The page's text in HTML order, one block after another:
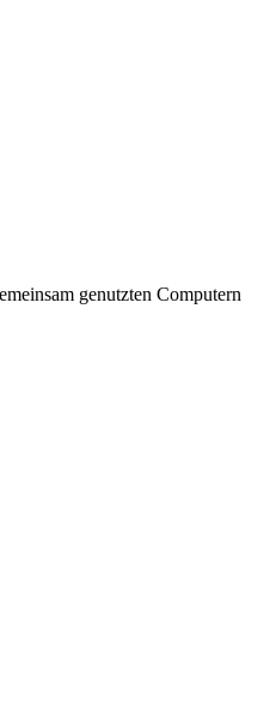
genutzten Computern